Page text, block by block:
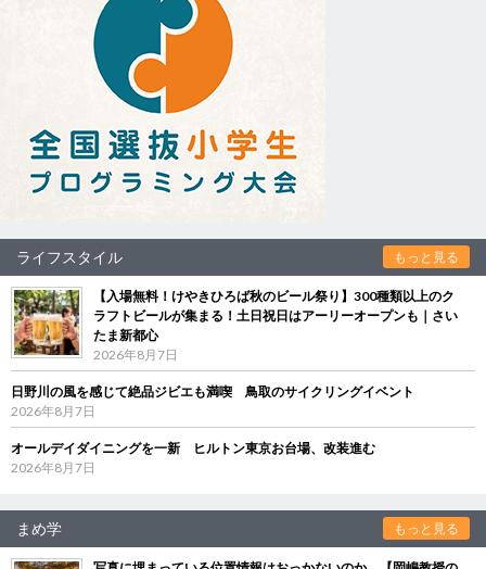
ライフスタイル もっと見る
【入場無料！けやきひろば秋のビール祭り】300種類以上のク
ラフトビールが集まる！土日祝日はアーリーオープンも｜さい
たま新都心
2026年8月7日
日野川の風を感じて絶品ジビエも満喫 鳥取のサイクリングイベント
2026年8月7日
オールデイダイニングを一新 ヒルトン東京お台場、改装進む
2026年8月7日
まめ学 もっと見る